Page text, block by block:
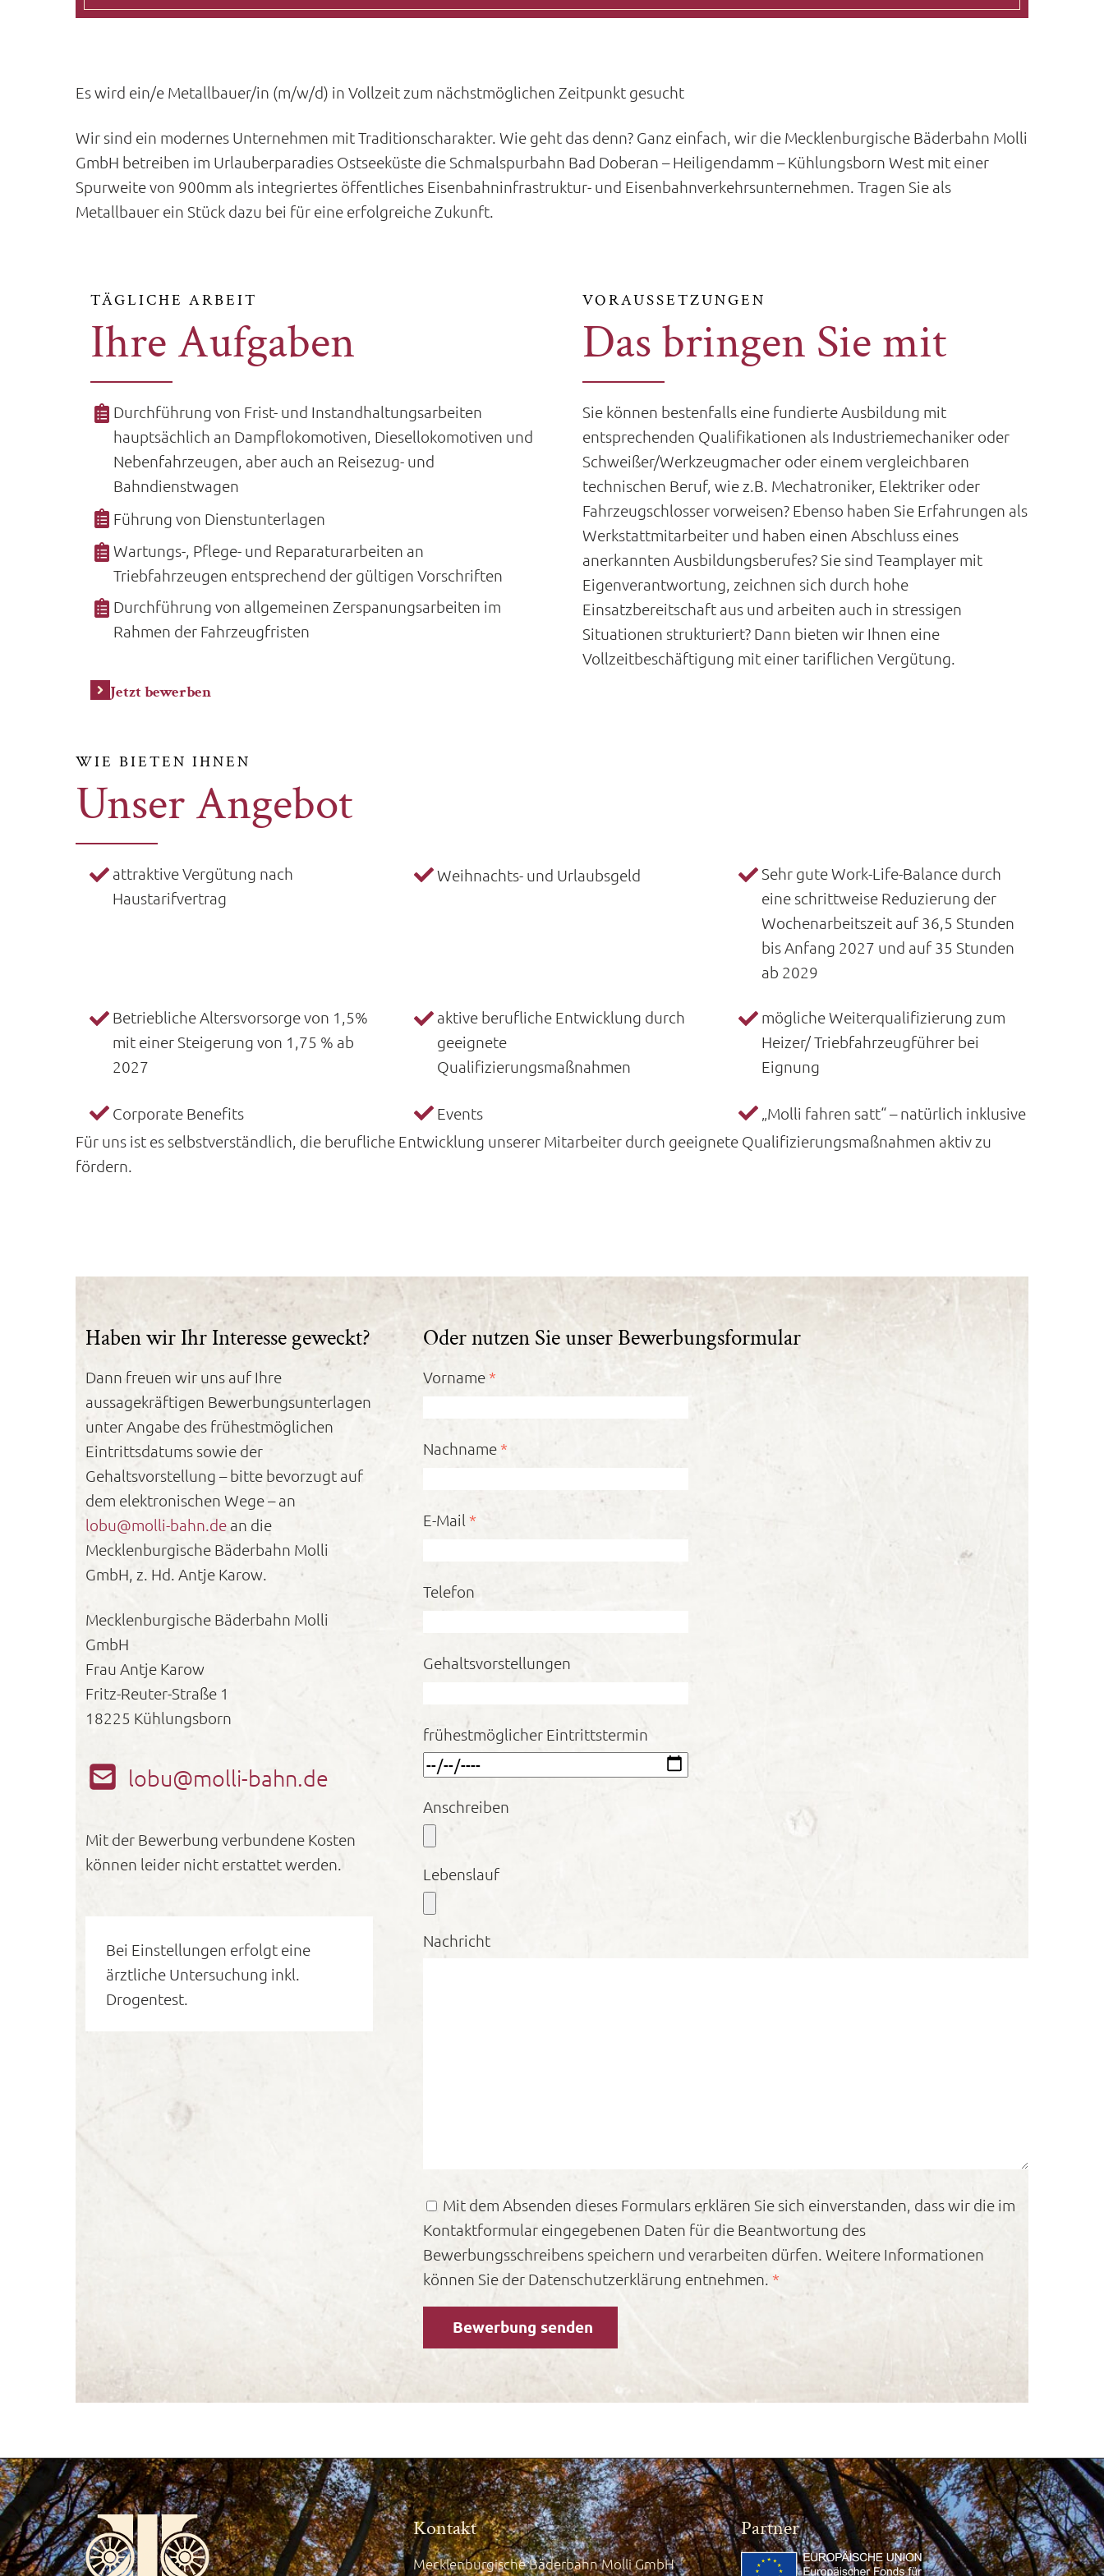
Es wird ein/e Metallbauer/in (m/w/d) in Vollzeit zum nächstmöglichen Zeitpunkt gesucht
Wir sind ein modernes Unternehmen mit Traditionscharakter. Wie geht das denn? Ganz einfach, wir die Mecklenburgische Bäderbahn Molli
GmbH betreiben im Urlauberparadies Ostseeküste die Schmalspurbahn Bad Doberan – Heiligendamm – Kühlungsborn West mit einer
Spurweite von 900mm als integriertes öffentliches Eisenbahninfrastruktur- und Eisenbahnverkehrsunternehmen. Tragen Sie als
Metallbauer ein Stück dazu bei für eine erfolgreiche Zukunft.
TÄGLICHE ARBEIT
Ihre Aufgaben
Durchführung von Frist- und Instandhaltungsarbeiten
hauptsächlich an Dampflokomotiven, Diesellokomotiven und
Nebenfahrzeugen, aber auch an Reisezug- und
Bahndienstwagen
Führung von Dienstunterlagen
Wartungs-, Pflege- und Reparaturarbeiten an
Triebfahrzeugen entsprechend der gültigen Vorschriften
Durchführung von allgemeinen Zerspanungsarbeiten im
Rahmen der Fahrzeugfristen
Jetzt bewerben
VORAUSSETZUNGEN
Das bringen Sie mit
Sie können bestenfalls eine fundierte Ausbildung mit
entsprechenden Qualifikationen als Industriemechaniker oder
Schweißer/Werkzeugmacher oder einem vergleichbaren
technischen Beruf, wie z.B. Mechatroniker, Elektriker oder
Fahrzeugschlosser vorweisen? Ebenso haben Sie Erfahrungen als
Werkstattmitarbeiter und haben einen Abschluss eines
anerkannten Ausbildungsberufes? Sie sind Teamplayer mit
Eigenverantwortung, zeichnen sich durch hohe
Einsatzbereitschaft aus und arbeiten auch in stressigen
Situationen strukturiert? Dann bieten wir Ihnen eine
Vollzeitbeschäftigung mit einer tariflichen Vergütung.
WIE BIETEN IHNEN
Unser Angebot
attraktive Vergütung nach
Haustarifvertrag
Weihnachts- und Urlaubsgeld
Sehr gute Work-Life-Balance durch
eine schrittweise Reduzierung der
Wochenarbeitszeit auf 36,5 Stunden
bis Anfang 2027 und auf 35 Stunden
ab 2029
Betriebliche Altersvorsorge von 1,5%
mit einer Steigerung von 1,75 % ab
2027
aktive berufliche Entwicklung durch
geeignete
Qualifizierungsmaßnahmen
mögliche Weiterqualifizierung zum
Heizer/ Triebfahrzeugführer bei
Eignung
Corporate Benefits Events
„Molli fahren satt“ – natürlich inklusive
Für uns ist es selbstverständlich, die berufliche Entwicklung unserer Mitarbeiter durch geeignete Qualifizierungsmaßnahmen aktiv zu
fördern.
Haben wir Ihr Interesse geweckt?
Dann freuen wir uns auf Ihre
aussagekräftigen Bewerbungsunterlagen
unter Angabe des frühestmöglichen
Eintrittsdatums sowie der
Gehaltsvorstellung – bitte bevorzugt auf
dem elektronischen Wege – an
lobu@molli-bahn.dean die
Mecklenburgische Bäderbahn Molli
GmbH, z. Hd. Antje Karow.
Mecklenburgische Bäderbahn Molli
GmbH
Frau Antje Karow
Fritz-Reuter-Straße 1
18225 Kühlungsborn
lobu@molli-bahn.de
Mit der Bewerbung verbundene Kosten
können leider nicht erstattet werden.
Bei Einstellungen erfolgt eine
ärztliche Untersuchung inkl.
Drogentest.
Oder nutzen Sie unser Bewerbungsformular
Vorname *
Nachname *
E-Mail *
Telefon
Gehaltsvorstellungen
frühestmöglicher Eintrittstermin
Anschreiben
Lebenslauf
Nachricht
Mit dem Absenden dieses Formulars erklären Sie sich einverstanden, dass wir die im
Kontaktformular eingegebenen Daten für die Beantwortung des
Bewerbungsschreibens speichern und verarbeiten dürfen. Weitere Informationen
können Sie der Datenschutzerklärung entnehmen. *
Bewerbung senden
Kontakt
Mecklenburgische Bäderbahn Molli GmbH
Partner